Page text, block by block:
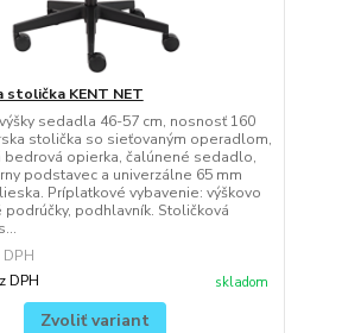
stolička KENT NET
sedadla 46-57 cm, nosnosť 160
stolička so sieťovaným operadlom,
bedrová opierka, čalúnené sedadlo,
podstavec a univerzálne 65 mm
Príplatkové vybavenie: výškovo
podhlavník. Stoličková
DPH skladom
Zvoliť variant